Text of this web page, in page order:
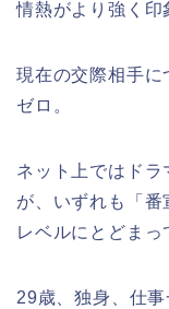
情熱がより強く印
現在の交際相手に
ゼロ。
ネット上ではド
が、いずれも「番
レベルにとどまっ
29歳、独身、仕